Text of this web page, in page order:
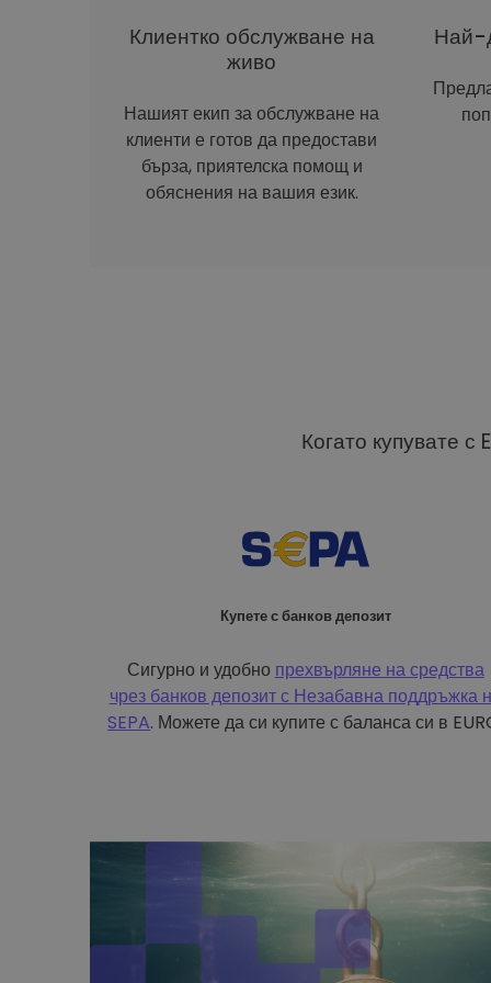
Клиентко обслужване на
живо
Нашият екип за обслужване на
клиенти е готов да предостави
бърза, приятелска помощ и
обяснения на вашия език.
Най-
Когато купувате
Купете с банков депозит
Сигурно и удобно прехвърляне на средства
чрез банков депозит с Незабавна поддръжка
SEPA. Можете да си купите с баланса си в